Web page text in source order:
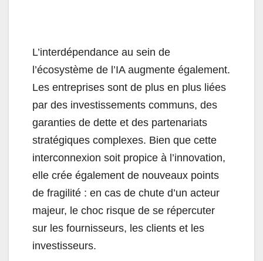
L’interdépendance au sein de
l’écosystème de l’IA augmente également.
Les entreprises sont de plus en plus liées
par des investissements communs, des
garanties de dette et des partenariats
stratégiques complexes. Bien que cette
interconnexion soit propice à l’innovation,
elle crée également de nouveaux points
de fragilité : en cas de chute d’un acteur
majeur, le choc risque de se répercuter
sur les fournisseurs, les clients et les
investisseurs.